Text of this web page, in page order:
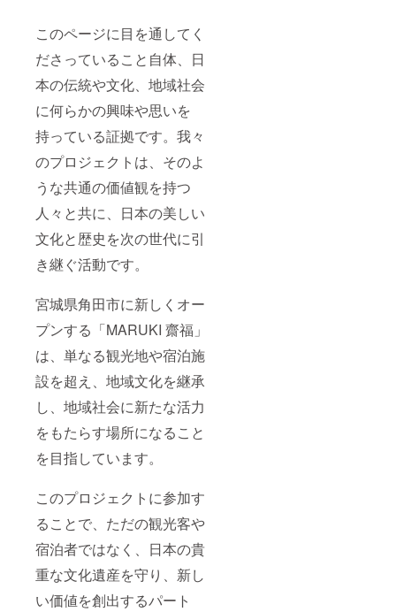
このページに目を通してく
ださっていること自体、日
本の伝統や文化、地域社会
に何らかの興味や思いを
持っている証拠です。我々
のプロジェクトは、そのよ
うな共通の価値観を持つ
人々と共に、日本の美しい
文化と歴史を次の世代に引
き継ぐ活動です。
宮城県角田市に新しくオー
プンする「MARUKI 齋福」
は、単なる観光地や宿泊施
設を超え、地域文化を継承
し、地域社会に新たな活力
をもたらす場所になること
を目指しています。
このプロジェクトに参加す
ることで、ただの観光客や
宿泊者ではなく、日本の貴
重な文化遺産を守り、新し
い価値を創出するパート